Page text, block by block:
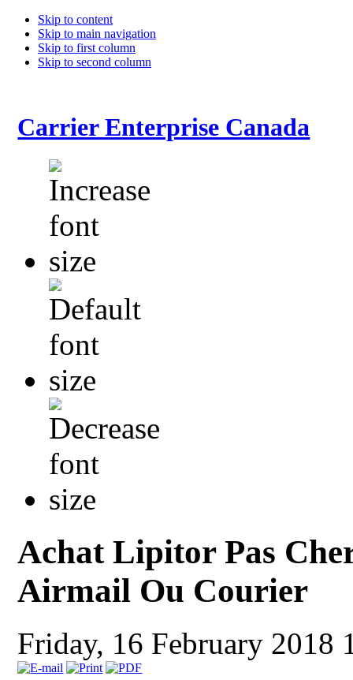
Skip to content
Skip to main navigation
Skip to first column
Skip to second column
Carrier Enterprise Canada
Achat Lipitor Pas
Airmail Ou Courier
Friday, 16 February 2018